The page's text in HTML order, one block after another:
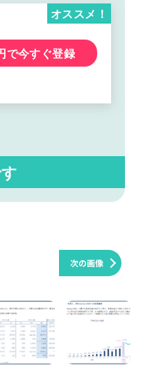
オススメ！
で今すぐ登録
次の画像